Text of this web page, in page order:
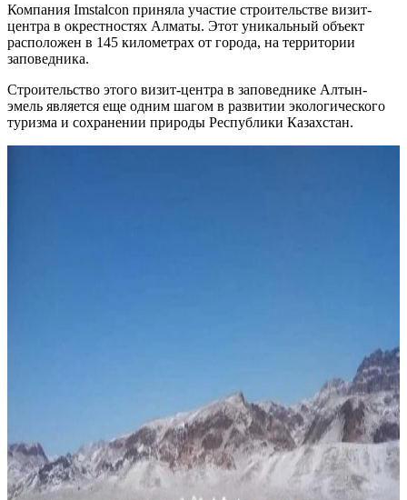
Компания Imstalcon приняла участие строительстве визит-
центра в окрестностях Алматы. Этот уникальный объект
расположен в 145 километрах от города, на территории
заповедника.
Строительство этого визит-центра в заповеднике Алтын-
эмель является еще одним шагом в развитии экологического
туризма и сохранении природы Республики Казахстан.